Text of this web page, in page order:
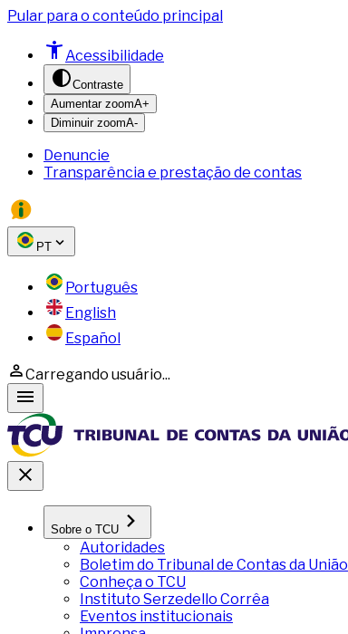
Pular para o conteúdo principal
Acessibilidade
Contraste
Aumentar zoomA+
Diminuir zoomA-
Denuncie
Transparência e prestação de contas
PT
Português
English
Español
Carregando usuário...
Sobre o TCU
Autoridades
Boletim do Tribunal de Contas da União
Conheça o TCU
Instituto Serzedello Corrêa
Eventos institucionais